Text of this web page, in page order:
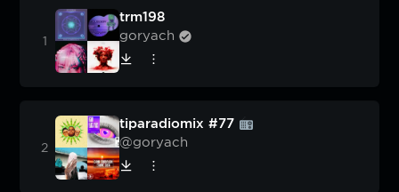
trm198
goryach
tiparadiomix #77
@goryach